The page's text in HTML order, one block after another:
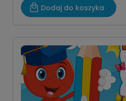
Dodaj do koszyka